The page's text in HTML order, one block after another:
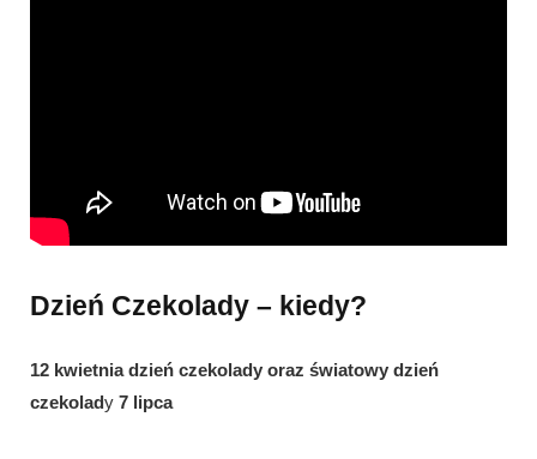
Dzień Czekolady – kiedy?
12 kwietnia dzień czekolady oraz światowy dzień
czekolady 7 lipca